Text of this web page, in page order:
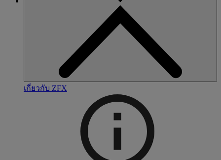
เกี่ยวกับ ZFX